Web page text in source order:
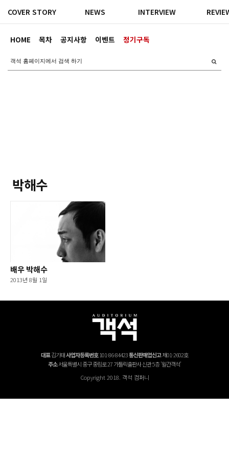
HOME 목차 공지사항 이벤트 정기구독
COVER STORY NEWS INTERVIEW
박해수
배우 박해수
2013년 8월 1일
대표김기태사업자등록번호101-86-84423통신판매업신고제01-2602호
주소서울특별시 중구 중림로 27 가톨릭출판사 신관 5층 '월간객석'
Copyright 2018. 객석 컴퍼니